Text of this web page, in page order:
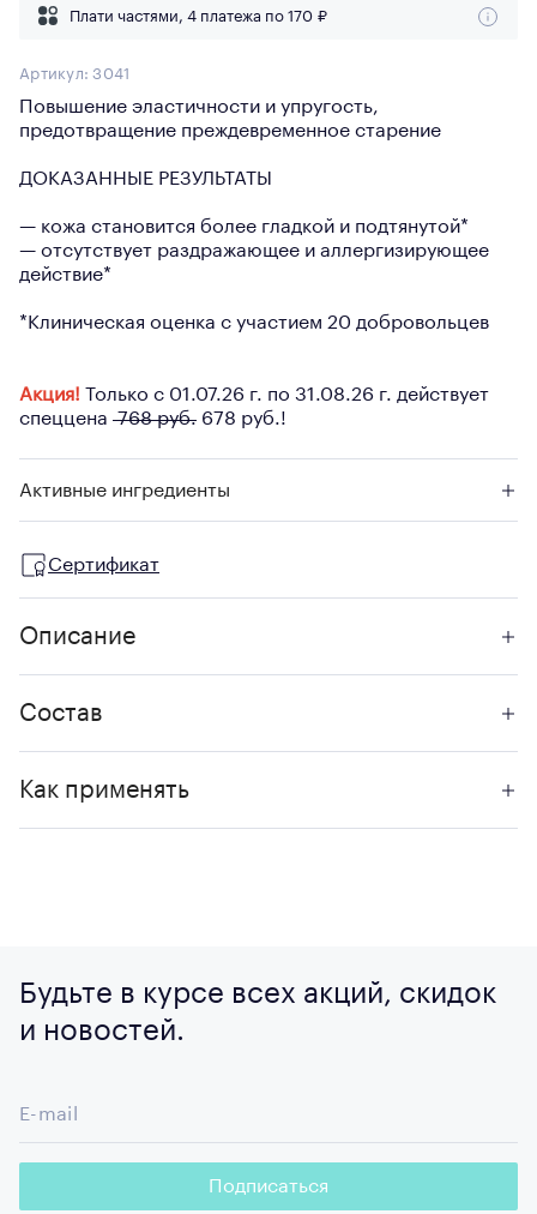
Плати частями, 4 платежа по 170 ₽
Артикул:3041
Повышение эластичности и упругость,
предотвращение преждевременное старение
ДОКАЗАННЫЕ РЕЗУЛЬТАТЫ
— кожа становится более гладкой и подтянутой*
— отсутствует раздражающее и аллергизирующее
действие*
*Клиническая оценка с участием 20 добровольцев
Акция! Только с 01.07.26 г. по 31.08.26 г. действует
спеццена 768 руб. 678 руб.!
Активные ингредиенты
Сертификат
Описание
Состав
Как применять
Будьте в курсе всех акций, скидок
и новостей.
E-mail
Подписаться